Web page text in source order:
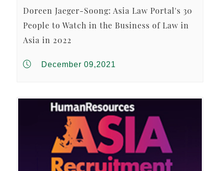
Doreen Jaeger-Soong: Asia Law Portal's 30
People to Watch in the Business of Law in
Asia in 2022
December 09,2021